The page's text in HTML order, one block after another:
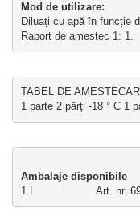
Mod de utilizare:
Diluați cu apă în funcție
Raport de amestec 1: 1.
TABEL DE
1 parte 2 părți -18 ° C 1
Ambalaje disponibile
1 L                   Art. nr.